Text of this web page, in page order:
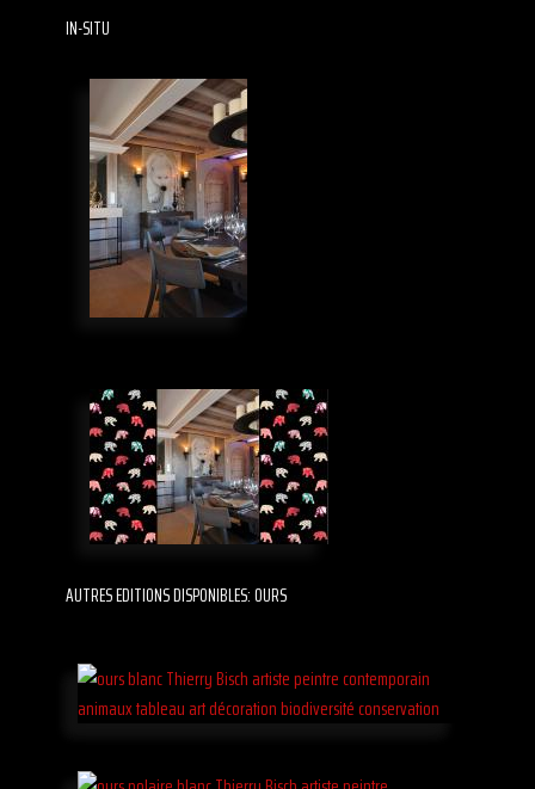
IN-SITU
AUTRES EDITIONS DISPONIBLES: OURS